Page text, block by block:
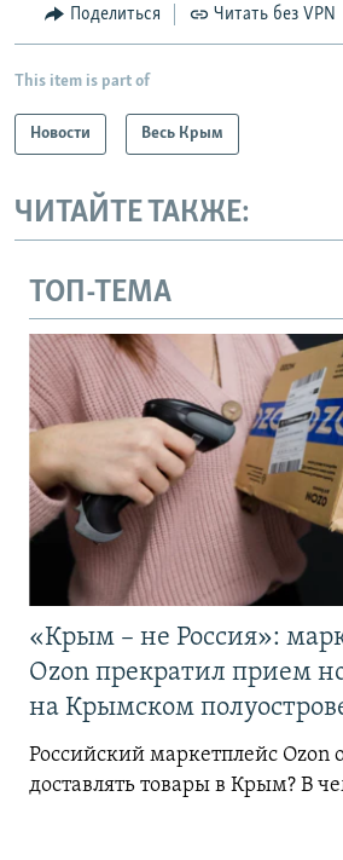
Поделиться Читать без VPN
This item is part of
Новости Весь Крым
ЧИТАЙТЕ ТАКЖЕ:
ТОП-ТЕМА
«Крым – не Россия»:
Ozon прекратил прием
на Крымском
Российский маркетплейс Ozon
доставлять товары в Крым? В